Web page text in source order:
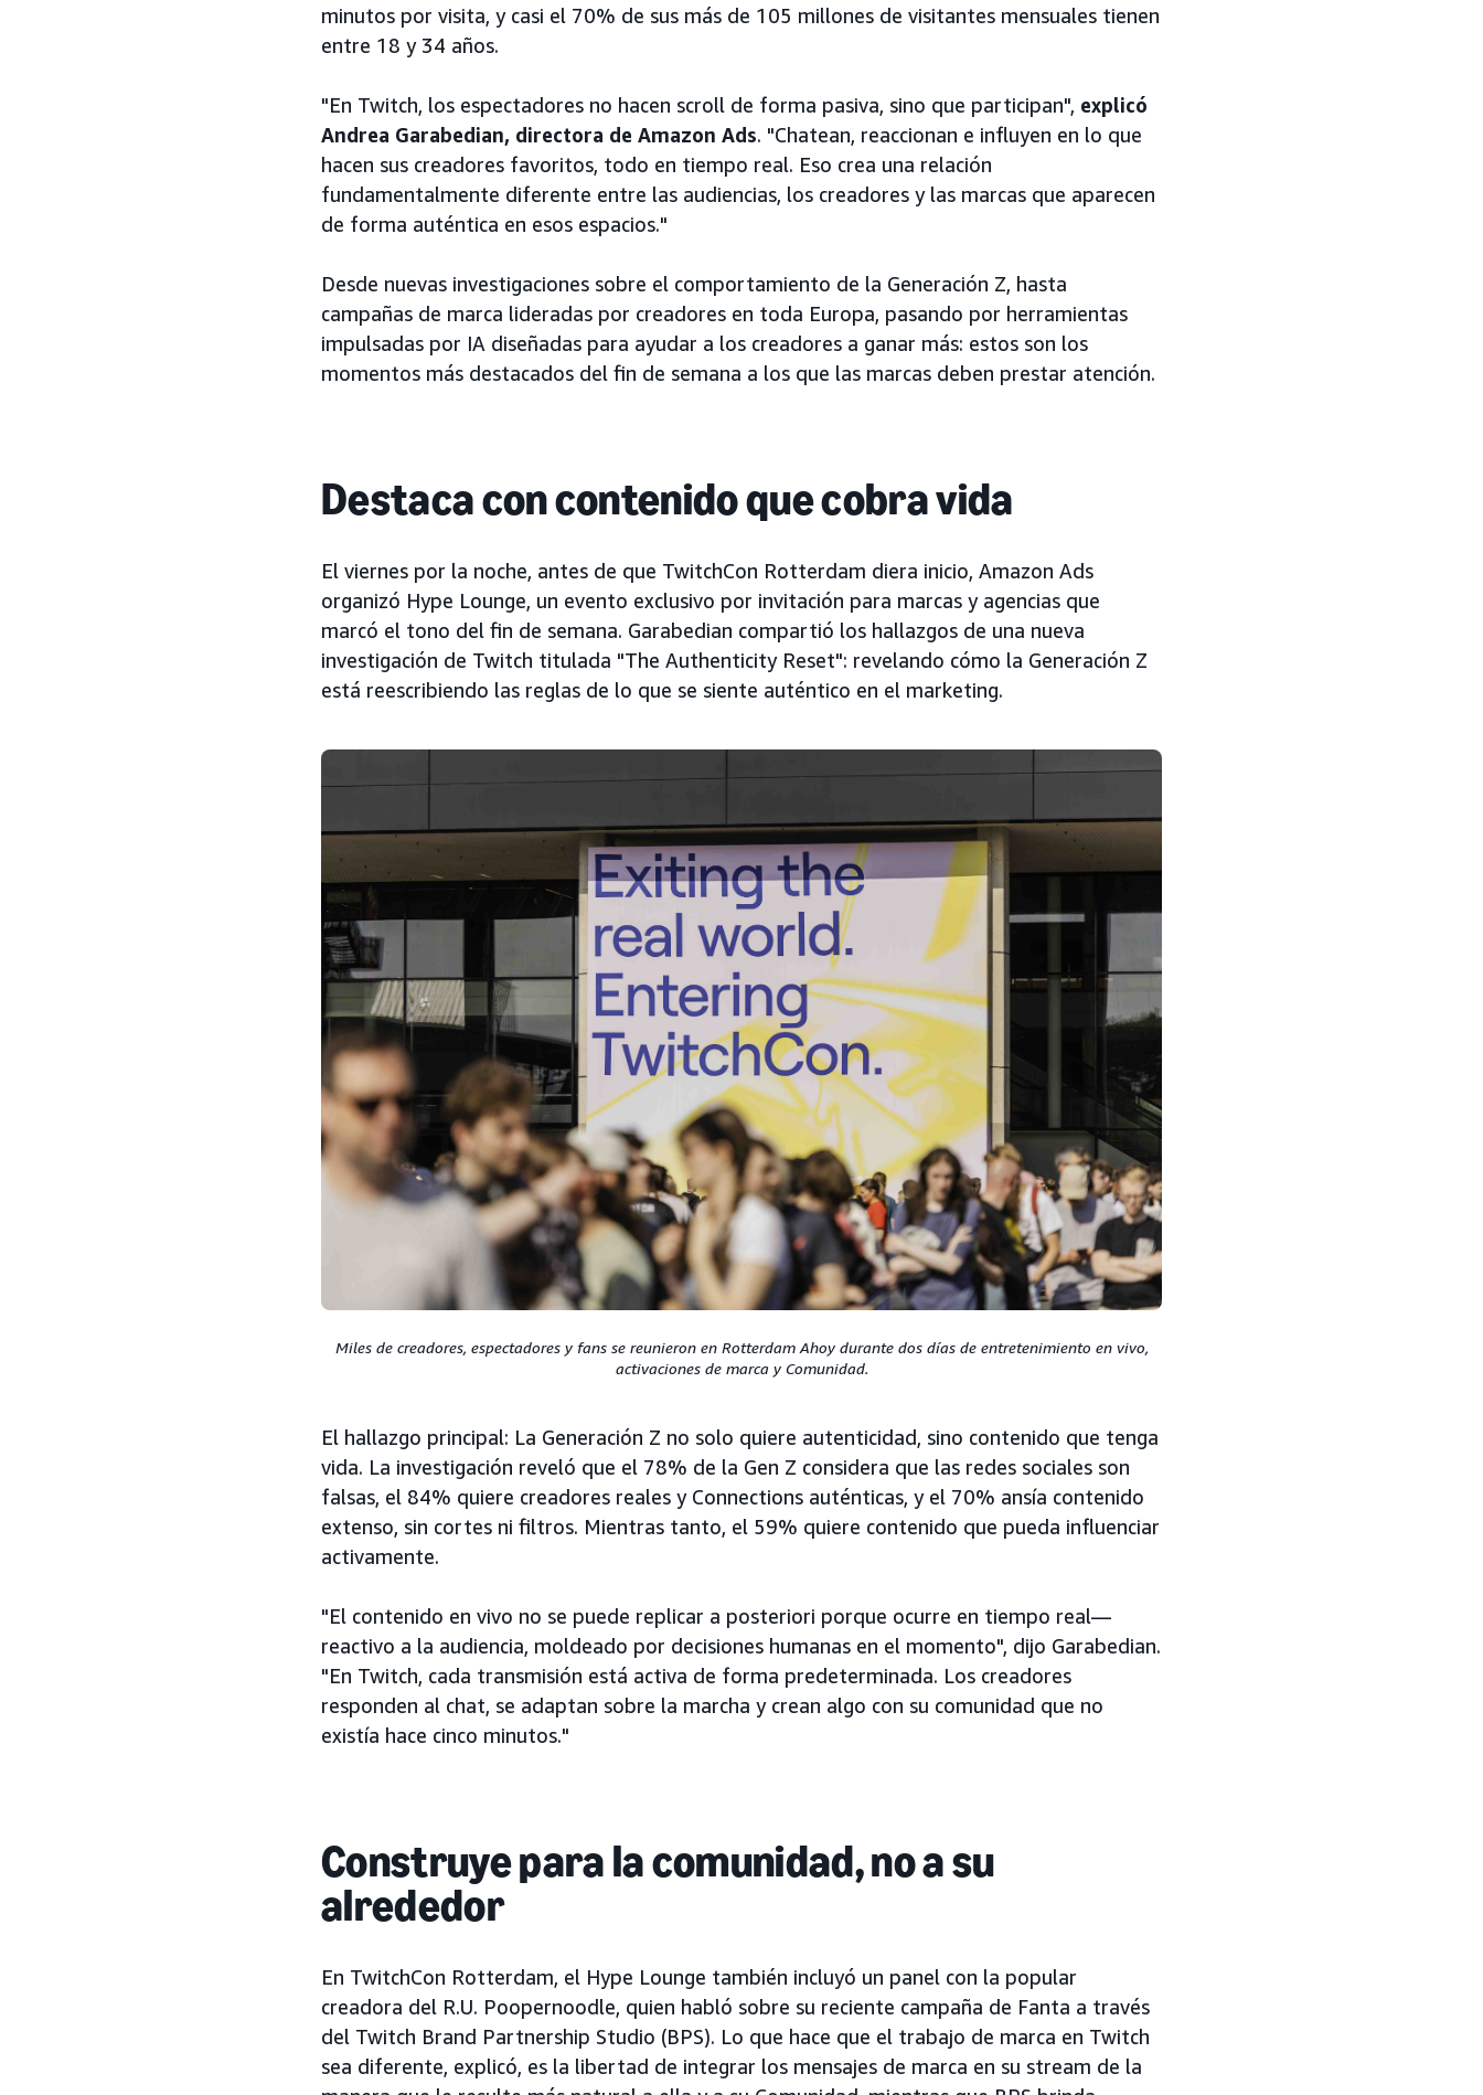
minutos por visita, y casi el 70% de sus más de 105 millones de visitantes mensuales tienen
entre 18 y 34 años.
"En Twitch, los espectadores no hacen scroll de forma pasiva, sino que participan", explicó
Andrea Garabedian, directora de Amazon Ads. "Chatean, reaccionan e influyen en lo que
hacen sus creadores favoritos, todo en tiempo real. Eso crea una relación
fundamentalmente diferente entre las audiencias, los creadores y las marcas que aparecen
de forma auténtica en esos espacios."
Desde nuevas investigaciones sobre el comportamiento de la Generación Z, hasta
campañas de marca lideradas por creadores en toda Europa, pasando por herramientas
impulsadas por IA diseñadas para ayudar a los creadores a ganar más: estos son los
momentos más destacados del fin de semana a los que las marcas deben prestar atención.
Destaca con contenido que cobra vida
El viernes por la noche, antes de que TwitchCon Rotterdam diera inicio, Amazon Ads
organizó Hype Lounge, un evento exclusivo por invitación para marcas y agencias que
marcó el tono del fin de semana. Garabedian compartió los hallazgos de una nueva
investigación de Twitch titulada "The Authenticity Reset": revelando cómo la Generación Z
está reescribiendo las reglas de lo que se siente auténtico en el marketing.
Miles de creadores, espectadores y fans se reunieron en Rotterdam Ahoy durante dos días de entretenimiento en vivo,
activaciones de marca y Comunidad.
El hallazgo principal: La Generación Z no solo quiere autenticidad, sino contenido que tenga
vida. La investigación reveló que el 78% de la Gen Z considera que las redes sociales son
falsas, el 84% quiere creadores reales y Connections auténticas, y el 70% ansía contenido
extenso, sin cortes ni filtros. Mientras tanto, el 59% quiere contenido que pueda influenciar
activamente.
"El contenido en vivo no se puede replicar a posteriori porque ocurre en tiempo real—
reactivo a la audiencia, moldeado por decisiones humanas en el momento", dijo Garabedian.
"En Twitch, cada transmisión está activa de forma predeterminada. Los creadores
responden al chat, se adaptan sobre la marcha y crean algo con su comunidad que no
existía hace cinco minutos."
Construye para la comunidad, no a su
alrededor
En TwitchCon Rotterdam, el Hype Lounge también incluyó un panel con la popular
creadora del R.U. Poopernoodle, quien habló sobre su reciente campaña de Fanta a través
del Twitch Brand Partnership Studio (BPS). Lo que hace que el trabajo de marca en Twitch
sea diferente, explicó, es la libertad de integrar los mensajes de marca en su stream de la